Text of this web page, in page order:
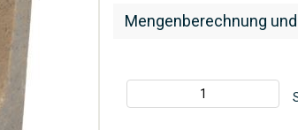
Mengenberechnung